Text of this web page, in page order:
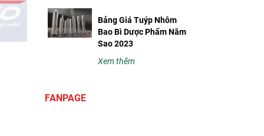
Bảng Giá Tuýp Nhôm
Bao Bì Dược Phẩm Năm
Sao 2023
Xem thêm
FANPAGE